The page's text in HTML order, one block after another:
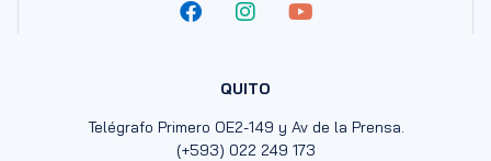
QUITO
Telégrafo Primero OE2-149 y Av de la Prensa.
(+593) 022 249 173